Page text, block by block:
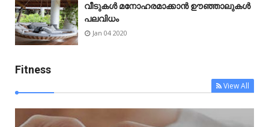
വീടുകൾ മനോഹരമാക്കാൻ ഊഞ്ഞാലുകൾ
പലവിധം
Jan 04 2020
Fitness
View All